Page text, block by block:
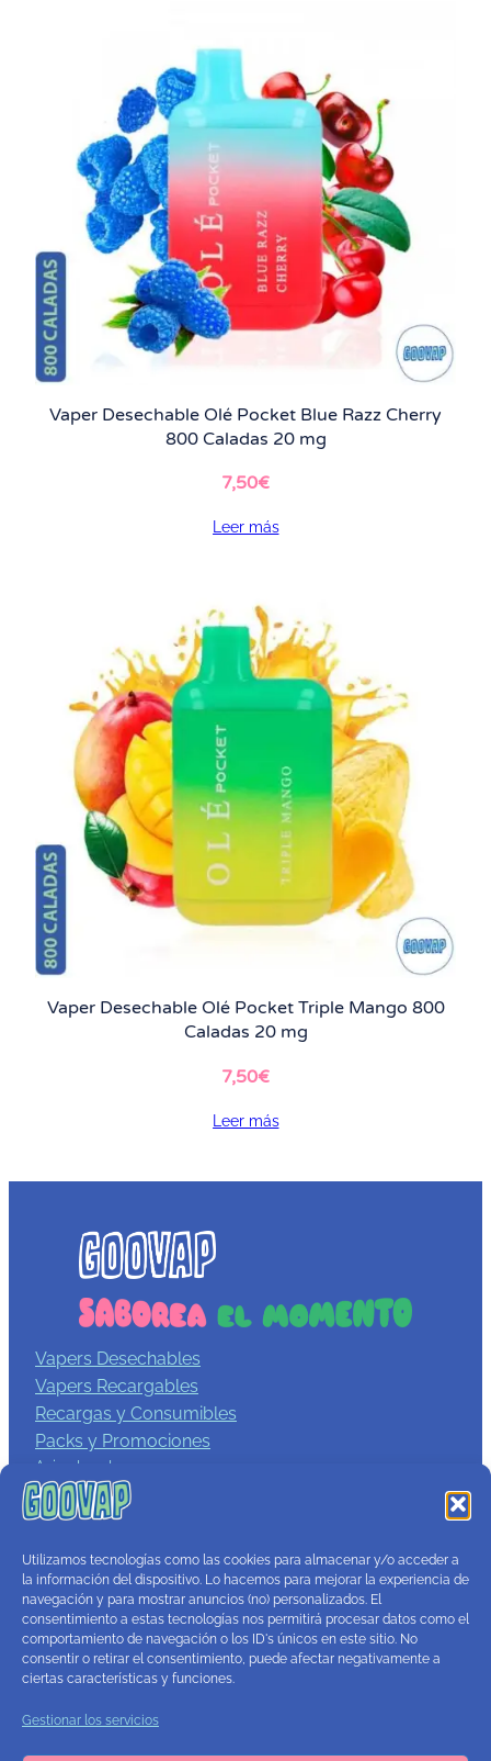
Utilizamos tecnologías como las cookies para almacenar y/o acceder a
la información del dispositivo. Lo hacemos para mejorar la experiencia de
navegación y para mostrar anuncios (no) personalizados. El
consentimiento a estas tecnologías nos permitirá procesar datos como el
comportamiento de navegación o los ID's únicos en este sitio. No
consentir o retirar el consentimiento, puede afectar negativamente a
ciertas características y funciones.
Gestionar los servicios
Vaper Desechable Olé Pocket Blue Razz Cherry
800 Caladas 20 mg
7,50€
Leer más
Vaper Desechable Olé Pocket Triple Mango 800
Caladas 20 mg
7,50€
Leer más
Vapers Desechables
Vapers Recargables
Recargas y Consumibles
Packs y Promociones
Aviso legal
Política de privacidad
Términos y condiciones
Contacto